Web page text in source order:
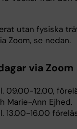
utan fysiska
Zoom, se nedan.
via Zoom
09.00-12.00,
Marie-Ann Ejhed.
16.00